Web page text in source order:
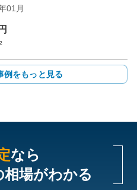
01月
例をもっと見る
なら
場がわかる